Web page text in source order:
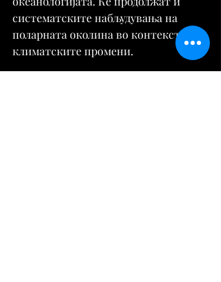
систематските набљудувања на
поларната околина во контекст на
климатските промени.